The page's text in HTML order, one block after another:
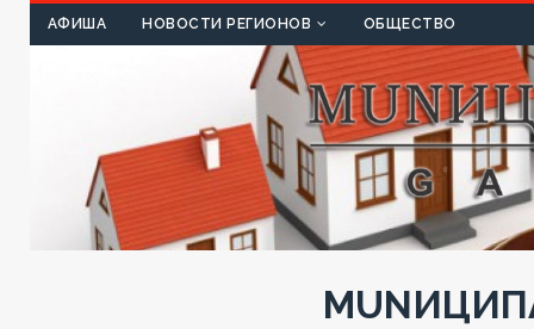
АФИША НОВОСТИ РЕГИОНОВ ОБЩЕСТВО